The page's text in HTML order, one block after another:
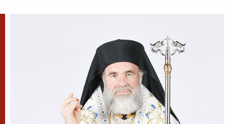
✝) Duminica a 10-a după
Rusalii (Vindecarea
lunaticului)
În vremea aceea s-a apropiat de
Iisus un om, îngenunchind
înaintea Lui și zicându-I: Doamne, miluiește pe
fiul meu, că este lunatic și pătimește rău,
căci adesea...